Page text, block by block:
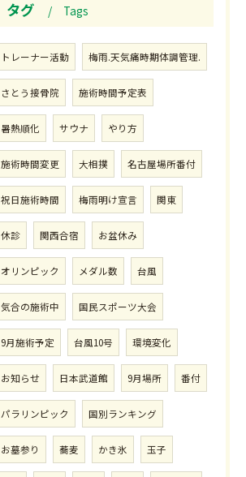
タグ Tags
トレーナー活動 梅雨.天気痛時期体調管理.
さとう接骨院 施術時間予定表
暑熱順化 サウナ やり方
施術時間変更 大相撲 名古屋場所番付
祝日施術時間 梅雨明け宣言 関東
休診 関西合宿 お盆休み
オリンピック メダル数 台風
気合の施術中 国民スポーツ大会
9月施術予定 台風10号 環境変化
お知らせ 日本武道館 9月場所 番付
パラリンピック 国別ランキング
お墓参り 蕎麦 かき氷 玉子